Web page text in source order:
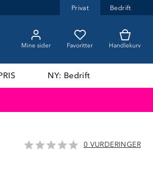
Privat Bedrift
Mine sider Favoritter Handlekurv
NY: Bedrift
0 VURDERINGER